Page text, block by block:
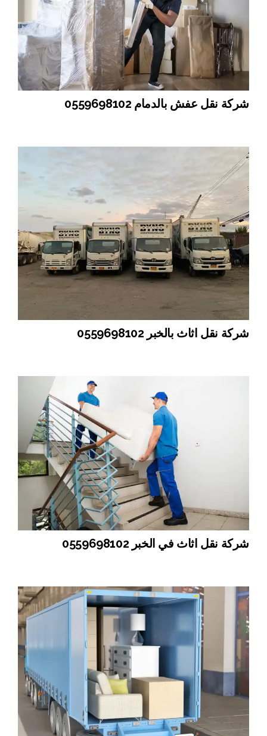
شركة نقل عفش بالدمام 0559698102
شركة نقل اثاث بالخبر 0559698102
شركة نقل اثاث في الخبر 0559698102